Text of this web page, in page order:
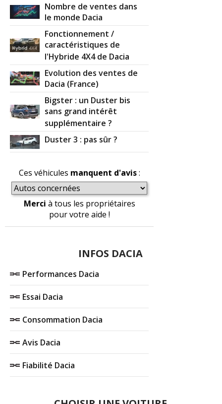
Nombre de ventes dans
le monde Dacia
Fonctionnement /
caractéristiques de
l'Hybride 4X4 de Dacia
Evolution des ventes de
Dacia (France)
Bigster : un Duster bis
sans grand intérêt
supplémentaire ?
Duster 3 : pas sûr ?
Ces véhicules manquent d'avis:
Merci à tous les propriétaires
pour votre aide !
INFOS DACIA
Performances Dacia
Essai Dacia
Consommation Dacia
Avis Dacia
Fiabilité Dacia